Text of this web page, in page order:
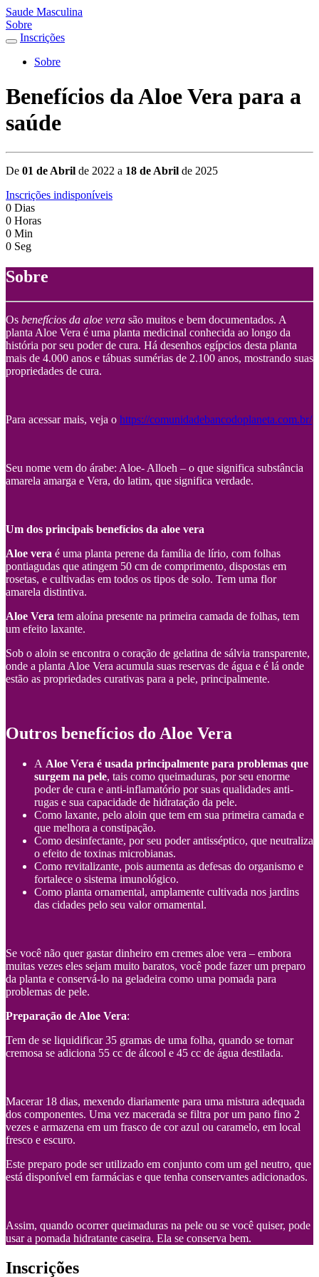
Saude Masculina
Sobre
Inscrições
Sobre
Benefícios da Aloe Vera para a
saúde
De 01 de Abril de 2022 a 18 de Abril de 2025
Inscrições indisponíveis
0 Dias
0 Horas
0 Min
0 Seg
Sobre
Os benefícios da aloe vera são muitos e bem documentados. A
planta Aloe Vera é uma planta medicinal conhecida ao longo da
história por seu poder de cura. Há desenhos egípcios desta planta
mais de 4.000 anos e tábuas sumérias de 2.100 anos, mostrando suas
propriedades de cura.
Para acessar mais, veja o https://comunidadebancodoplaneta.com.br/
Seu nome vem do árabe: Aloe- Alloeh – o que significa substância
amarela amarga e Vera, do latim, que significa verdade.
Um dos principais benefícios da aloe vera
Aloe vera é uma planta perene da família de lírio, com folhas
pontiagudas que atingem 50 cm de comprimento, dispostas em
rosetas, e cultivadas em todos os tipos de solo. Tem uma flor
amarela distintiva.
Aloe Vera tem aloína presente na primeira camada de folhas, tem
um efeito laxante.
Sob o aloin se encontra o coração de gelatina de sálvia transparente,
onde a planta Aloe Vera acumula suas reservas de água e é lá onde
estão as propriedades curativas para a pele, principalmente.
Outros benefícios do Aloe Vera
A Aloe Vera é usada principalmente para problemas que
surgem na pele, tais como queimaduras, por seu enorme
poder de cura e anti-inflamatório por suas qualidades anti-
rugas e sua capacidade de hidratação da pele.
Como laxante, pelo aloin que tem em sua primeira camada e
que melhora a constipação.
Como desinfectante, por seu poder antisséptico, que neutraliza
o efeito de toxinas microbianas.
Como revitalizante, pois aumenta as defesas do organismo e
fortalece o sistema imunológico.
Como planta ornamental, amplamente cultivada nos jardins
das cidades pelo seu valor ornamental.
Se você não quer gastar dinheiro em cremes aloe vera – embora
muitas vezes eles sejam muito baratos, você pode fazer um preparo
da planta e conservá-lo na geladeira como uma pomada para
problemas de pele.
Preparação de Aloe Vera:
Tem de se liquidificar 35 gramas de uma folha, quando se tornar
cremosa se adiciona 55 cc de álcool e 45 cc de água destilada.
Macerar 18 dias, mexendo diariamente para uma mistura adequada
dos componentes. Uma vez macerada se filtra por um pano fino 2
vezes e armazena em um frasco de cor azul ou caramelo, em local
fresco e escuro.
Este preparo pode ser utilizado em conjunto com um gel neutro, que
está disponível em farmácias e que tenha conservantes adicionados.
Assim, quando ocorrer queimaduras na pele ou se você quiser, pode
usar a pomada hidratante caseira. Ela se conserva bem.
Inscrições